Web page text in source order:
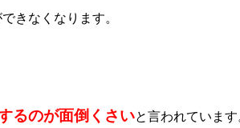
きなくなります。
るのが面倒くさいと言われています